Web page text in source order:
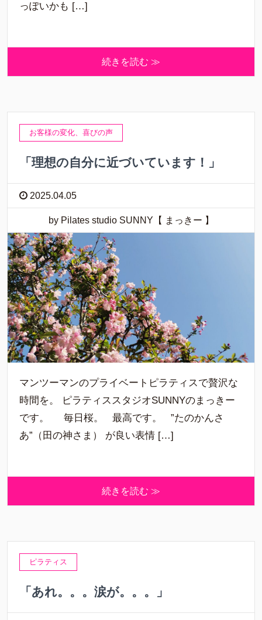
っぽいかも […]
続きを読む ≫
お客様の変化、喜びの声
「理想の自分に近づいています！」
2025.04.05
by Pilates studio SUNNY【 まっきー 】
マンツーマンのプライベートピラティスで贅沢な
時間を。 ピラティススタジオSUNNYのまっきー
です。 毎日桜。 最高です。 ”たのかんさ
あ”（田の神さま） が良い表情 […]
続きを読む ≫
ピラティス
「あれ。。。涙が。。。」